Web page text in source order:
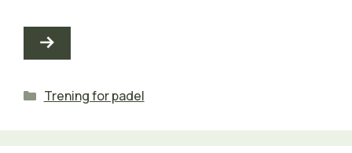
Kategorier
Trening for padel